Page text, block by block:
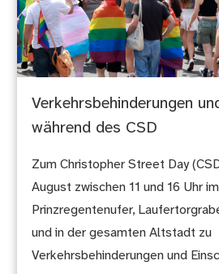
Verkehrsbehinderungen
während des CSD
Zum Christopher Street Day
August zwischen 11 und 16 Uhr
Prinzregentenufer,
und in der gesamten Altstadt zu
Verkehrsbehinderungen und